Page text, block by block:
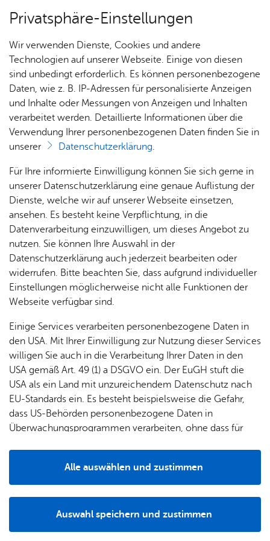
Heute
Alle Ter­mi­ne
Ter­min spei­chern
Ver­an­stal­tung dru­cken
Vor­le­sen
Werft­be­sich­ti­gung im Zep­pe­
lin-Han­gar
Diens­tag, 06. Ok­to­ber 2026, 14:00 Uhr
Uhr
Entdecken Sie den Zeppelin Hangar ganz individuell – ob
als Einzelperson, Paar oder Familie. Bei Ihrer Besichtigung
erhalten Sie exklusive Einblicke hinter die Kulissen und
erleben Luftschifftechnik dort, wo sie entsteht. Aus
nächster Nähe, verständlich erklärt und überraschend
Privatsphäre-Einstellungen
Wir verwenden Dienste, Cookies und andere
Technologien auf unserer Webseite. Einige von diesen
sind unbedingt erforderlich. Es können personenbezogene
Daten, wie z. B. IP-Adressen für personalisierte Anzeigen
und Inhalte oder Messungen von Anzeigen und Inhalten
verarbeitet werden. Detaillierte Informationen über die
Verwendung Ihrer personenbezogenen Daten finden Sie in
unserer
Datenschutzerklärung.
Für Ihre informierte Einwilligung können Sie sich gerne in
unserer Datenschutzerklärung eine genaue Auflistung der
Dienste, welche wir auf unserer Webseite einsetzen,
ansehen. Es besteht keine Verpflichtung, in die
Datenverarbeitung einzuwilligen, um dieses Angebot zu
nutzen. Sie können Ihre Auswahl in der
Datenschutzerklärung auch jederzeit bearbeiten oder
widerrufen. Bitte beachten Sie, dass aufgrund individueller
Einstellungen möglicherweise nicht alle Funktionen der
Webseite verfügbar sind.
Einige Services verarbeiten personenbezogene Daten in
den USA. Mit Ihrer Einwilligung zur Nutzung dieser Services
willigen Sie auch in die Verarbeitung Ihrer Daten in den
USA gemäß Art. 49 (1) a DSGVO ein. Der EuGH stuft die
USA als ein Land mit unzureichendem Datenschutz nach
EU-Standards ein. Es besteht beispielsweise die Gefahr,
dass US-Behörden personenbezogene Daten in
Überwachungsprogrammen verarbeiten, ohne dass für
Auswahl speichern und zustimmen
Alle auswählen und zustimmen